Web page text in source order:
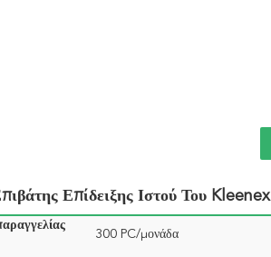
Επίδειξης Ιστού Του
300 PC/μονάδα